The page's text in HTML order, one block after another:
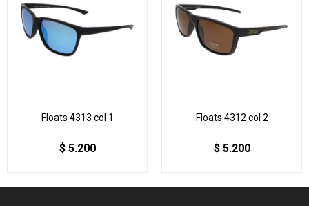
Floats 4313 col 1
$ 5.200
Floats 4312 col 2
$ 5.200